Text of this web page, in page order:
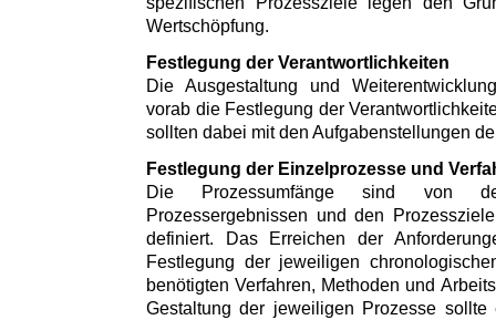
Wertschöpfung.
Festlegung der Verantwortlichkeiten
Die Ausgestaltung und
vorab die Festlegung der
sollten dabei mit den Aufgabenstellungen
Festlegung der Einzelprozesse und
Die Prozessumfänge sind von
Prozessergebnissen und den
definiert. Das Erreichen der
Festlegung der jeweiligen
benötigten Verfahren, Methoden und
Gestaltung der jeweiligen Prozesse